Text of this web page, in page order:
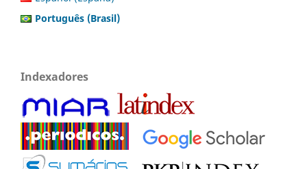
Português (Brasil)
Indexadores